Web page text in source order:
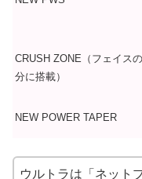
CRUSH ZONE（フェイス
分に搭載）
NEW POWER TAPER
ウルトラは「ネット